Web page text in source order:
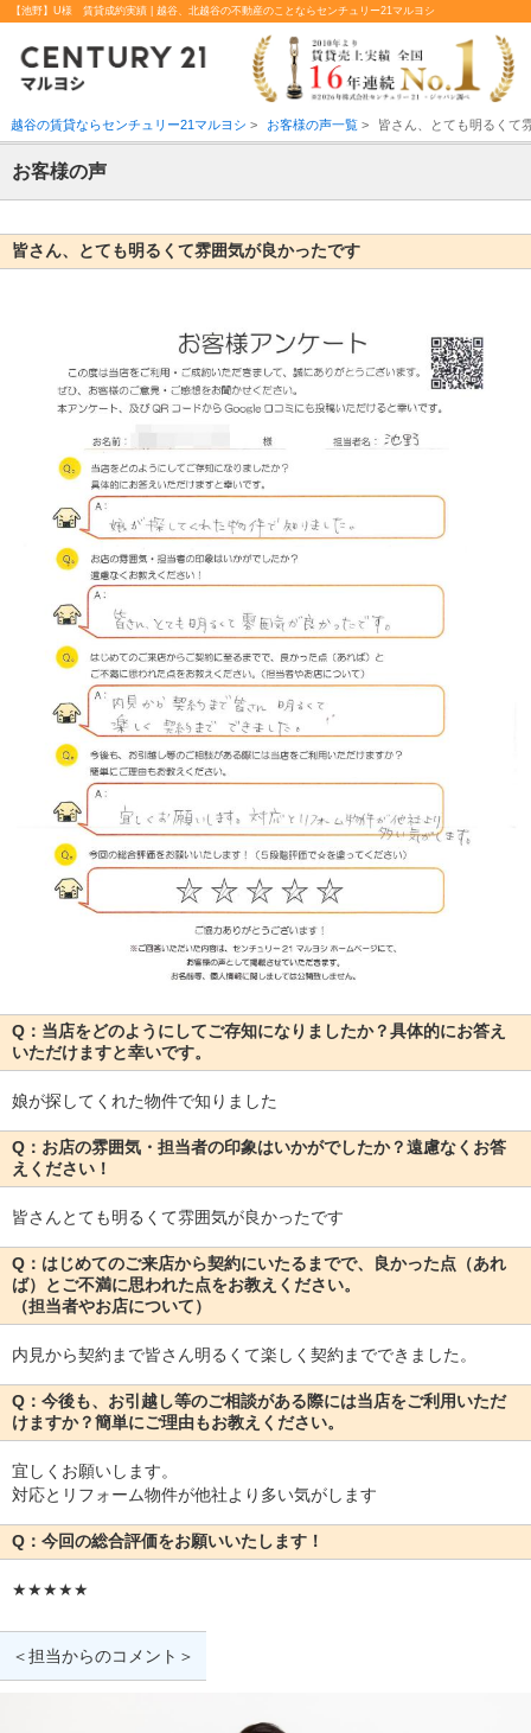
【池野】U様 賃貸成約実績 | 越谷、北越谷の不動産のことならセンチュリー21マルヨシ
越谷の賃貸ならセンチュリー21マルヨシ > お客様の声一覧> 皆さん、とても明るくて
お客様の声
皆さん、とても明るくて雰囲気が良かったです
Q：当店をどのようにしてご存知になりましたか？具体的にお答え
いただけますと幸いです。
娘が探してくれた物件で知りました
Q：お店の雰囲気・担当者の印象はいかがでしたか？遠慮なくお答
えください！
皆さんとても明るくて雰囲気が良かったです
Q：はじめてのご来店から契約にいたるまでで、良かった点（あれ
ば）とご不満に思われた点をお教えください。
（担当者やお店について）
内見から契約まで皆さん明るくて楽しく契約までできました。
Q：今後も、お引越し等のご相談がある際には当店をご利用いただ
けますか？簡単にご理由もお教えください。
宜しくお願いします。
対応とリフォーム物件が他社より多い気がします
Q：今回の総合評価をお願いいたします！
★★★★★
＜担当からのコメント＞